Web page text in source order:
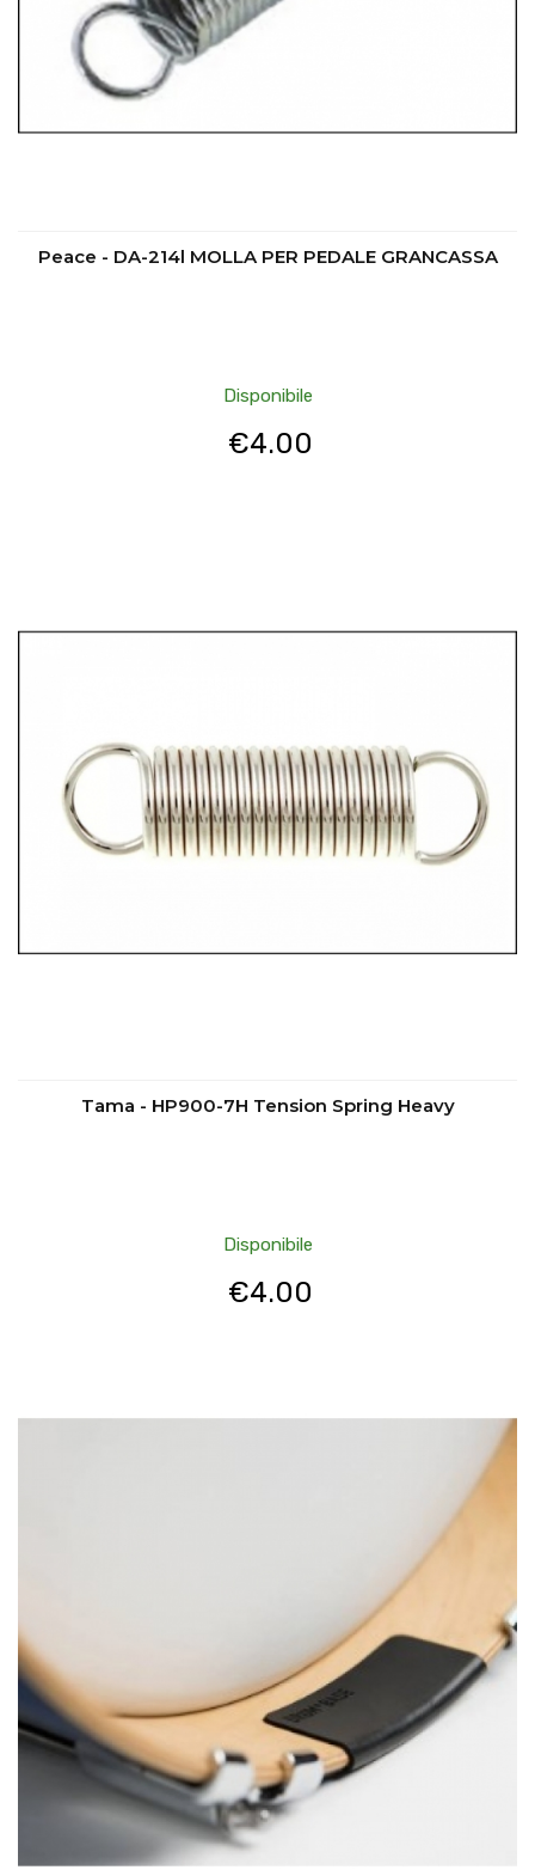
Peace - DA-214l MOLLA PER PEDALE GRANCASSA
Disponibile
€4.00
Tama - HP900-7H Tension Spring Heavy
Disponibile
€4.00